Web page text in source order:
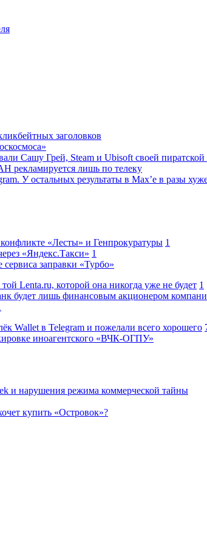
заголовков
Сашу Грей, Steam и Ubisoft своей
рекламируется лишь по телеку
У остальных результаты в Max’е в разы
«Лесты» и Генпрокуратуры 1
«Яндекс.Такси» 1
заправки «Турбо»
Lenta.ru, которой она никогда уже не будет 1
будет лишь финансовым акционером
Wallet в Telegram и пожелали всего хорошего
иноагентского «ВЧК-ОГПУ»
и нарушения режима коммерческой тайны
купить «Островок»?